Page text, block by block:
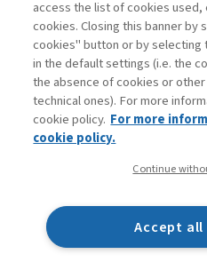
Contatti
Abbonamenti
Archivio rubriche
Privacy
Dichiarazione di
Mappa del sito
access the list of cookies used,
cookies. Closing this banner by
cookies" button or by selecting
in the default settings (i.e. the
the absence of cookies or
technical ones). For more
cookie policy. For more
cookie policy.
Continue
Accept all